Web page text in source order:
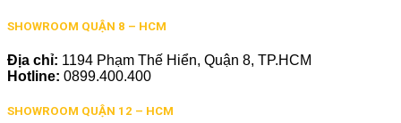
SHOWROOM QUẬN 8 – HCM
Địa chỉ: 1194 Phạm Thế Hiển, Quận 8, TP.HCM
Hotline: 0899.400.400
SHOWROOM QUẬN 12 – HCM